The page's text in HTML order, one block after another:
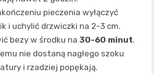
pieczenia wyłączyć
i uchylić drzwiczki na 2-3 cm.
bezy w środku na 30-60 minut.
nie dostaną nagłego szoku
i rzadziej popękają.